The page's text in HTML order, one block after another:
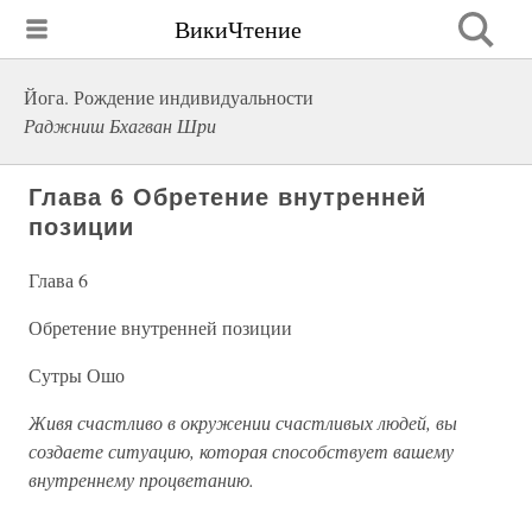
ВикиЧтение
Йога. Рождение индивидуальности
Раджниш Бхагван Шри
Глава 6 Обретение внутренней
позиции
Глава 6
Обретение внутренней позиции
Сутры Ошо
Живя счастливо в окружении счастливых людей, вы
создаете ситуацию, которая способствует вашему
внутреннему процветанию.